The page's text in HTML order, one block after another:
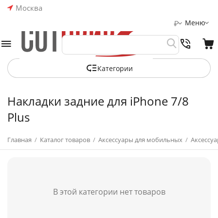
Москва
Меню
₽
Категории
Накладки задние для iPhone 7/8
Plus
Главная / Каталог товаров / Аксессуары для мобильных /
В этой категории нет товаров